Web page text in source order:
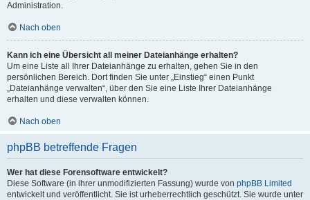
Administration.
Nach oben
Kann ich eine Übersicht all meiner Dateianhänge erhalten?
Um eine Liste all Ihrer Dateianhänge zu erhalten, gehen Sie in den
persönlichen Bereich. Dort finden Sie unter „Einstieg“ einen Punkt
„Dateianhänge verwalten“, über den Sie eine Liste Ihrer Dateianhänge
erhalten und diese verwalten können.
Nach oben
phpBB betreffende Fragen
Wer hat diese Forensoftware entwickelt?
Diese Software (in ihrer unmodifizierten Fassung) wurde von phpBB Limited
entwickelt und veröffentlicht. Sie ist urheberrechtlich geschützt. Sie wurde unter